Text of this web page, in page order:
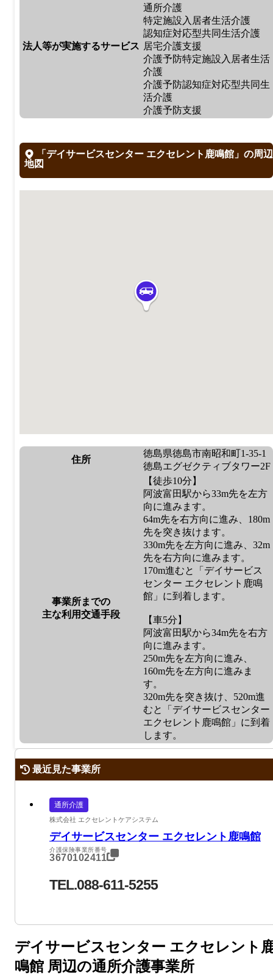
法人等が実施するサービス
通所介護
特定施設入居者生活介護
認知症対応型共同生活介護
居宅介護支援
介護予防特定施設入居者生活
介護
介護予防認知症対応型共同生
活介護
介護予防支援
「デイサービスセンター エクセレント鹿鳴館」の周辺
地図
住所
徳島県徳島市南昭和町1-35-1
徳島エグゼクティブタワー2F
事業所までの
主な利用交通手段
【徒歩10分】
阿波富田駅から33m先を左方
向に進みます。
64m先を右方向に進み、180m
先を突き抜けます。
330m先を左方向に進み、32m
先を右方向に進みます。
170m進むと「デイサービス
センター エクセレント鹿鳴
館」に到着します。
【車5分】
阿波富田駅から34m先を右方
向に進みます。
250m先を左方向に進み、
160m先を左方向に進みま
す。
320m先を突き抜け、520m進
むと「デイサービスセンター
エクセレント鹿鳴館」に到着
します。
最近見た事業所
通所介護
株式会社 エクセレントケアシステム
デイサービスセンター エクセレント鹿鳴館
介護保険事業所番号
3670102411
TEL.088-611-5255
デイサービスセンター エクセレント
鳴館 周辺の通所介護事業所